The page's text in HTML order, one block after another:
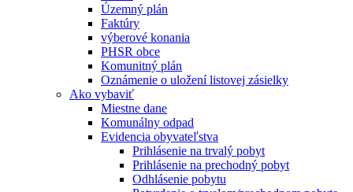
Územný plán
Faktúry
výberové konania
PHSR obce
Komunitný plán
Oznámenie o uložení listovej zásielky
Ako vybaviť
Miestne dane
Komunálny odpad
Evidencia obyvateľstva
Prihlásenie na trvalý pobyt
Prihlásenie na prechodný pobyt
Odhlásenie pobytu